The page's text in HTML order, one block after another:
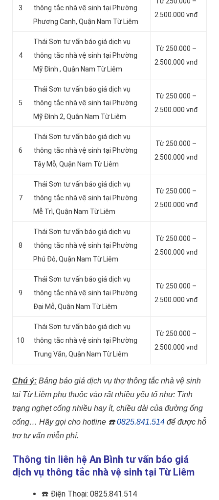
3
thông tắc nhà vệ sinh tại Phường
Phương Canh, Quận Nam Từ Liêm
2.500.000 vnđ
4
Thái Sơn tư vấn báo giá dịch vụ
thông tắc nhà vệ sinh tại Phường
Mỹ Đình , Quận Nam Từ Liêm
Từ 250.000 –
2.500.000 vnđ
5
Thái Sơn tư vấn báo giá dịch vụ
thông tắc nhà vệ sinh tại Phường
Mỹ Đình 2, Quận Nam Từ Liêm
Từ 250.000 –
2.500.000 vnđ
6
Thái Sơn tư vấn báo giá dịch vụ
thông tắc nhà vệ sinh tại Phường
Tây Mỗ, Quận Nam Từ Liêm
Từ 250.000 –
2.500.000 vnđ
7
Thái Sơn tư vấn báo giá dịch vụ
thông tắc nhà vệ sinh tại Phường
Mễ Trì, Quận Nam Từ Liêm
Từ 250.000 –
2.500.000 vnđ
8
Thái Sơn tư vấn báo giá dịch vụ
thông tắc nhà vệ sinh tại Phường
Phú Đô, Quận Nam Từ Liêm
Từ 250.000 –
2.500.000 vnđ
9
Thái Sơn tư vấn báo giá dịch vụ
thông tắc nhà vệ sinh tại Phường
Đại Mỗ, Quận Nam Từ Liêm
Từ 250.000 –
2.500.000 vnđ
10
Thái Sơn tư vấn báo giá dịch vụ
thông tắc nhà vệ sinh tại Phường
Trung Văn, Quận Nam Từ Liêm
Từ 250.000 –
2.500.000 vnđ
Chú ý: Bảng báo giá dịch vụ thợ thông tắc nhà vệ sinh
tại Từ Liêm phụ thuộc vào rất nhiều yếu tố như: Tình
trạng nghẹt cống nhiều hay ít, chiều dài của đường ống
cống… Hãy gọi cho hotline ☎️0825.841.514 để được hỗ
trợ tư vấn miễn phí.
Thông tin liên hệ An Bình tư vấn báo giá
dịch vụ thông tắc nhà vệ sinh tại Từ Liêm
☎️ Điện Thoại: 0825.841.514